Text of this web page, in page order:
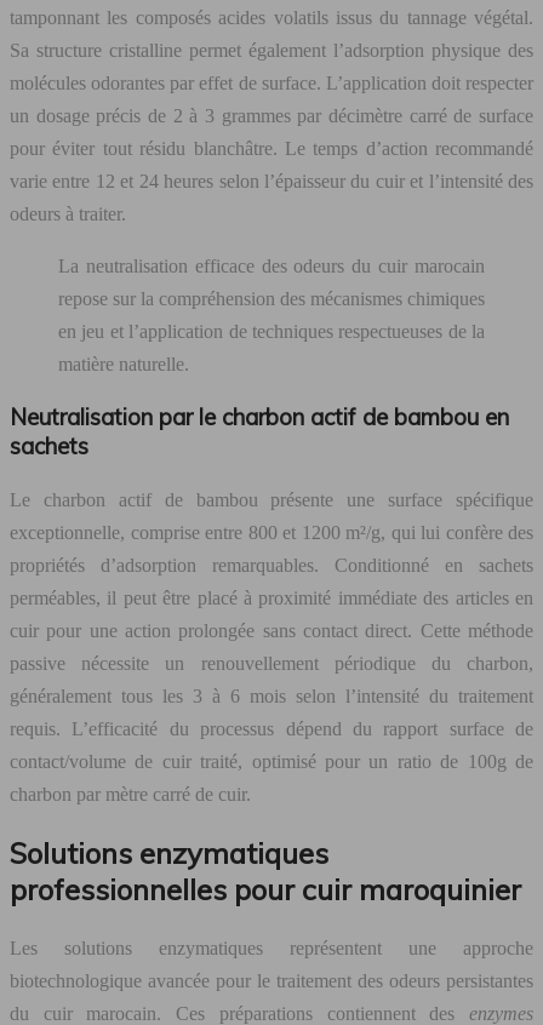
tamponnant les composés acides volatils issus du tannage végétal.
Sa structure cristalline permet également l’adsorption physique des
molécules odorantes par effet de surface. L’application doit respecter
un dosage précis de 2 à 3 grammes par décimètre carré de surface
pour éviter tout résidu blanchâtre. Le temps d’action recommandé
varie entre 12 et 24 heures selon l’épaisseur du cuir et l’intensité des
odeurs à traiter.
La neutralisation efficace des odeurs du cuir marocain
repose sur la compréhension des mécanismes chimiques
en jeu et l’application de techniques respectueuses de la
matière naturelle.
Neutralisation par le charbon actif de bambou en
sachets
Le charbon actif de bambou présente une surface spécifique
exceptionnelle, comprise entre 800 et 1200 m²/g, qui lui confère des
propriétés d’adsorption remarquables. Conditionné en sachets
perméables, il peut être placé à proximité immédiate des articles en
cuir pour une action prolongée sans contact direct. Cette méthode
passive nécessite un renouvellement périodique du charbon,
généralement tous les 3 à 6 mois selon l’intensité du traitement
requis. L’efficacité du processus dépend du rapport surface de
contact/volume de cuir traité, optimisé pour un ratio de 100g de
charbon par mètre carré de cuir.
Solutions enzymatiques
professionnelles pour cuir maroquinier
Les solutions enzymatiques représentent une approche
biotechnologique avancée pour le traitement des odeurs persistantes
du cuir marocain. Ces préparations contiennent des enzymes